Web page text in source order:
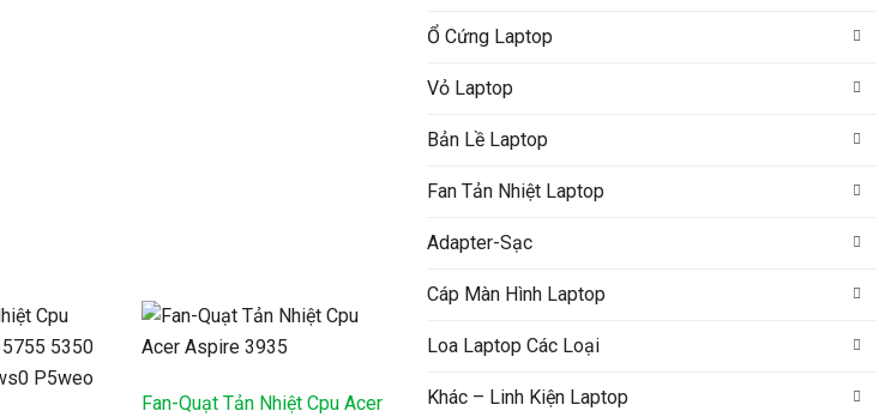
Fan-Quạt Tản Nhiệt Cpu Acer
Ổ Cứng Laptop
Vỏ Laptop
Bản Lề Laptop
Fan Tản Nhiệt Laptop
Adapter-Sạc
Cáp Màn Hình Laptop
Loa Laptop Các Loại
Khác – Linh Kiện Laptop